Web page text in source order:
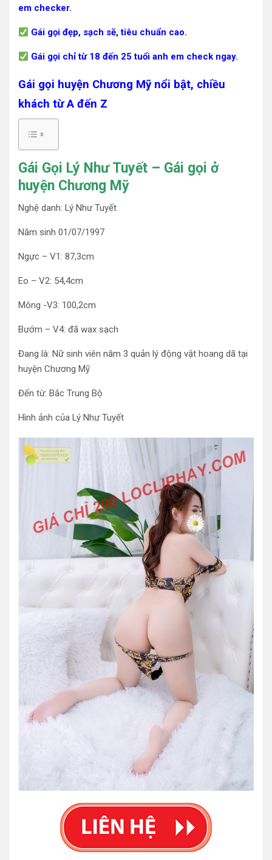
em checker.
Gái gọi đẹp, sạch sẽ, tiêu chuẩn cao.
Gái gọi chỉ từ 18 đến 25 tuổi anh em check ngay.
Gái gọi huyện Chương Mỹ nổi bật, chiều
khách từ A đến Z
Gái Gọi Lý Như Tuyết – Gái gọi ở
huyện Chương Mỹ
Nghệ danh: Lý Như Tuyết
Năm sinh 01/07/1997
Ngực – V1: 87,3cm
Eo – V2: 54,4cm
Mông -V3: 100,2cm
Bướm – V4: đã wax sạch
Đang là: Nữ sinh viên năm 3 quản lý động vật hoang dã tại
huyện Chương Mỹ
Đến từ: Bắc Trung Bộ
Hình ảnh của Lý Như Tuyết